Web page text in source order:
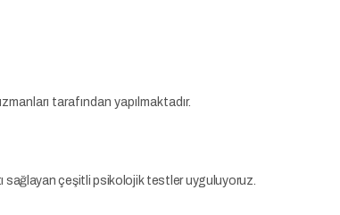
tarafından yapılmaktadır.
sağlayan çeşitli psikolojik testler uyguluyoruz.